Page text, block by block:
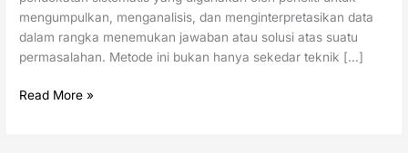
mengumpulkan, menganalisis, dan menginterpretasikan data
dalam rangka menemukan jawaban atau solusi atas suatu
permasalahan. Metode ini bukan hanya sekedar teknik […]
Read More »